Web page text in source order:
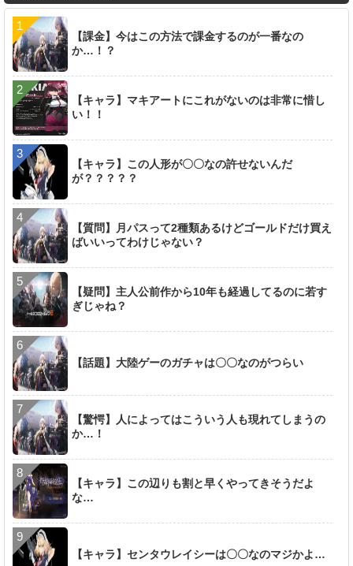
【課金】今はこの方法で課金するのが一番なの
か…！？
【キャラ】マキアートにこれがないのは非常に惜し
い！！
【キャラ】この人形が〇〇なの許せないんだ
が？？？？？
【質問】月パスって2種類あるけどゴールドだけ買え
ばいいってわけじゃない？
【疑問】主人公前作から10年も経過してるのに若す
ぎじゃね？
【話題】大陸ゲーのガチャは〇〇なのがつらい
【驚愕】人によってはこういう人も現れてしまうの
か…！
【キャラ】この辺りも割と早くやってきそうだよ
な…
【キャラ】センタウレイシーは〇〇なのマジかよ…